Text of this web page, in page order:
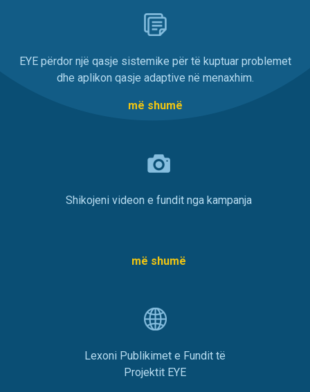
EYE përdor një qasje sistemike për të kuptuar problemet
dhe aplikon qasje adaptive në menaxhim.
më shumë
Shikojeni videon e fundit nga kampanja
më shumë
Lexoni Publikimet e Fundit të
Projektit EYE